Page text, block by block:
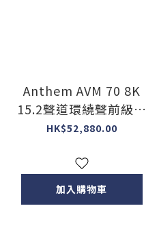
Anthem AVM 70 8K
15.2聲道環繞聲前級處
理器
HK$52,880.00
加入購物車